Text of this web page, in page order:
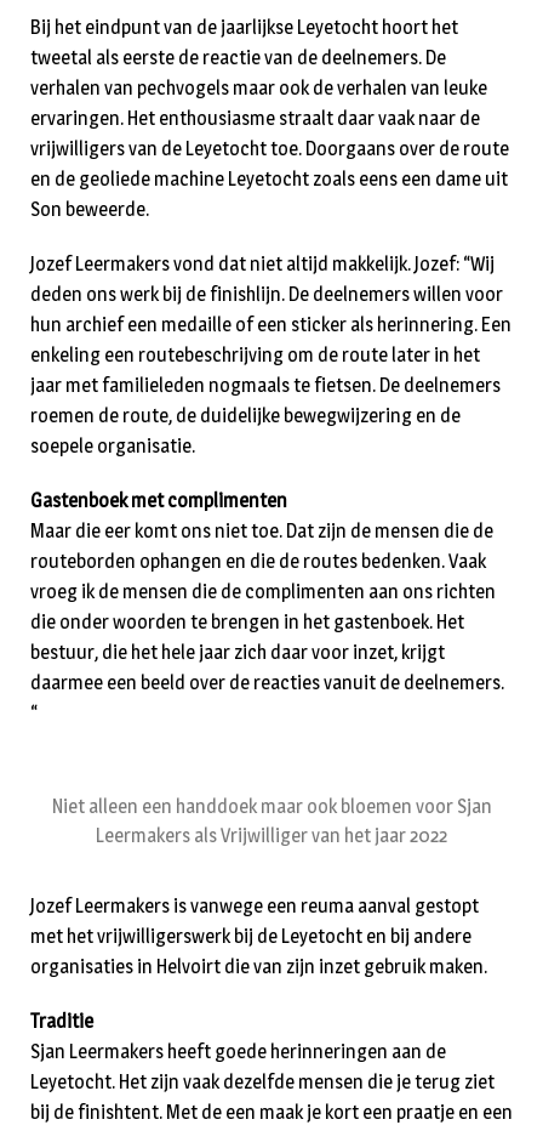
Bij het eindpunt van de jaarlijkse Leyetocht hoort het
tweetal als eerste de reactie van de deelnemers. De
verhalen van pechvogels maar ook de verhalen van leuke
ervaringen. Het enthousiasme straalt daar vaak naar de
vrijwilligers van de Leyetocht toe. Doorgaans over de route
en de geoliede machine Leyetocht zoals eens een dame uit
Son beweerde.
Jozef Leermakers vond dat niet altijd makkelijk. Jozef: “Wij
deden ons werk bij de finishlijn. De deelnemers willen voor
hun archief een medaille of een sticker als herinnering. Een
enkeling een routebeschrijving om de route later in het
jaar met familieleden nogmaals te fietsen. De deelnemers
roemen de route, de duidelijke bewegwijzering en de
soepele organisatie.
Gastenboek met complimenten
Maar die eer komt ons niet toe. Dat zijn de mensen die de
routeborden ophangen en die de routes bedenken. Vaak
vroeg ik de mensen die de complimenten aan ons richten
die onder woorden te brengen in het gastenboek. Het
bestuur, die het hele jaar zich daar voor inzet, krijgt
daarmee een beeld over de reacties vanuit de deelnemers.
“
Niet alleen een handdoek maar ook bloemen voor Sjan
Leermakers als Vrijwilliger van het jaar 2022
Jozef Leermakers is vanwege een reuma aanval gestopt
met het vrijwilligerswerk bij de Leyetocht en bij andere
organisaties in Helvoirt die van zijn inzet gebruik maken.
Traditie
Sjan Leermakers heeft goede herinneringen aan de
Leyetocht. Het zijn vaak dezelfde mensen die je terug ziet
bij de finishtent. Met de een maak je kort een praatje en een